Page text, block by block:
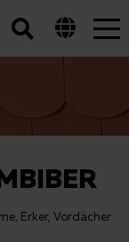
Erker, Vordächer